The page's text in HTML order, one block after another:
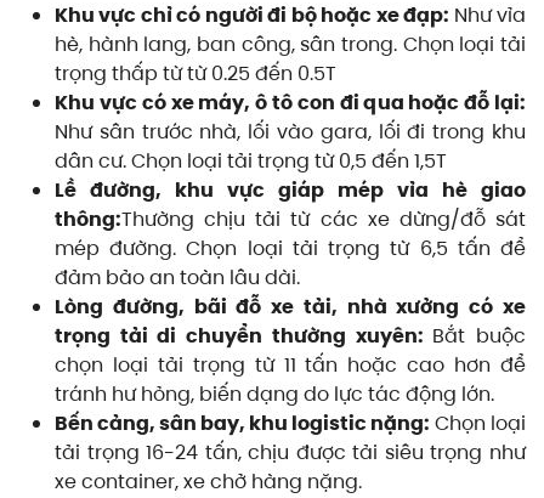
Khu vực chỉ có người đi bộ hoặc xe đạp: Như vỉa
hè, hành lang, ban công, sân trong. Chọn loại tải
trọng thấp từ từ 0.25 đến 0.5T
Khu vực có xe máy, ô tô con đi qua hoặc đỗ lại:
Như sân trước nhà, lối vào gara, lối đi trong khu
dân cư. Chọn loại tải trọng từ 0,5 đến 1,5T
Lề đường, khu vực giáp mép vỉa hè giao
thông:Thường chịu tải từ các xe dừng/đỗ sát
mép đường. Chọn loại tải trọng từ 6,5 tấn để
đảm bảo an toàn lâu dài.
Lòng đường, bãi đỗ xe tải, nhà xưởng có xe
trọng tải di chuyển thường xuyên: Bắt buộc
chọn loại tải trọng từ 11 tấn hoặc cao hơn để
tránh hư hỏng, biến dạng do lực tác động lớn.
Bến cảng, sân bay, khu logistic nặng: Chọn loại
tải trọng 16-24 tấn, chịu được tải siêu trọng như
xe container, xe chở hàng nặng.